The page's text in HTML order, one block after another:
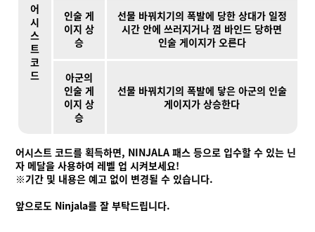
어
시
스
트
코
드
인술 게
이지 상
승
선물 바꿔치기의 폭발에 당한 상대가 일정
시간 안에 쓰러지거나 껌 바인드 당하면
인술 게이지가 오른다
아군의
인술 게
이지 상
승
선물 바꿔치기의 폭발에 닿은 아군의 인술
게이지가 상승한다
어시스트 코드를 획득하면, NINJALA 패스 등으로 입수할 수 있는 닌
자 메달을 사용하여 레벨 업 시켜보세요!
※기간 및 내용은 예고 없이 변경될 수 있습니다.
앞으로도 Ninjala를 잘 부탁드립니다.